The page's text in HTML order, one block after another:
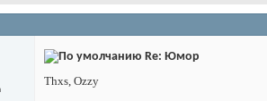
Re: Юмор
Thxs, Ozzy